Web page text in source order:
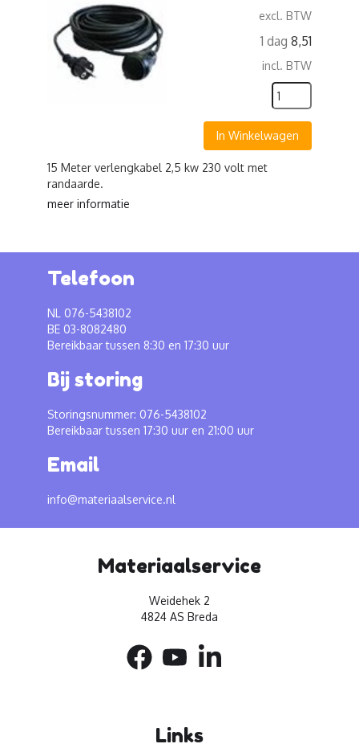
excl. BTW
1 dag 8,51
incl. BTW
In Winkelwagen
15 Meter verlengkabel 2,5 kw 230 volt met
randaarde.
meer informatie
Telefoon
NL 076-5438102
BE 03-8082480
Bereikbaar tussen 8:30 en 17:30 uur
Bij storing
Storingsnummer: 076-5438102
Bereikbaar tussen 17:30 uur en 21:00 uur
Email
info@materiaalservice.nl
Materiaalservice
Weidehek 2
4824 AS Breda
Links